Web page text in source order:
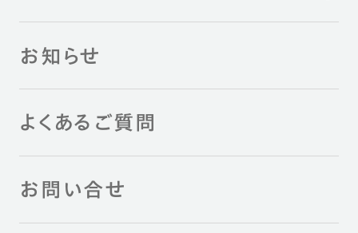
お知らせ
よくあるご質問
お問い合せ